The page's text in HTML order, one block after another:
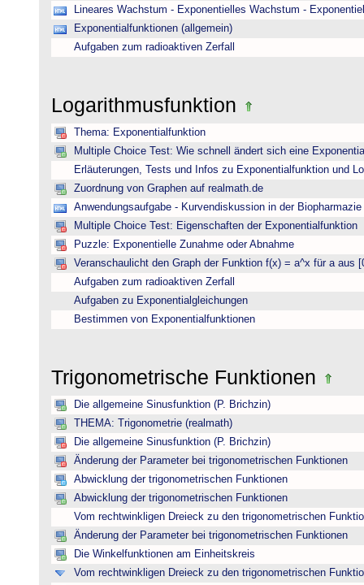
Lineares Wachstum - Exponentielles Wachstum -
Exponentialfunktionen (allgemein)
Aufgaben zum radioaktiven Zerfall
Logarithmusfunktion
Thema: Exponentialfunktion
Multiple Choice Test: Wie schnell ändert sich eine
Erläuterungen, Tests und Infos zu Exponentialfunktion und
Zuordnung von Graphen auf realmath.de
Anwendungsaufgabe - Kurvendiskussion in der Biopharmazie
Multiple Choice Test: Eigenschaften der Exponentialfunktion
Puzzle: Exponentielle Zunahme oder Abnahme
Veranschaulicht den Graph der Funktion f(x) = a^x für a aus
Aufgaben zum radioaktiven Zerfall
Aufgaben zu Exponentialgleichungen
Bestimmen von Exponentialfunktionen
Trigonometrische Funktionen
Die allgemeine Sinusfunktion (P. Brichzin)
THEMA: Trigonometrie (realmath)
Die allgemeine Sinusfunktion (P. Brichzin)
Änderung der Parameter bei trigonometrischen Funktionen
Abwicklung der trigonometrischen Funktionen
Abwicklung der trigonometrischen Funktionen
Vom rechtwinkligen Dreieck zu den trigonometrischen
Änderung der Parameter bei trigonometrischen Funktionen
Die Winkelfunktionen am Einheitskreis
Vom rechtwinkligen Dreieck zu den trigonometrischen